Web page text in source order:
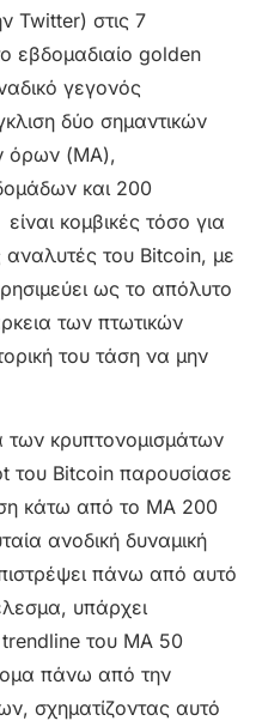
Twitter) στις 7
εβδομαδιαίο golden
γεγονός
δύο σημαντικών
όρων (ΜΑ),
και 200
κομβικές τόσο για
αναλυτές του Bitcoin, με
ως το απόλυτο
των πτωτικών
του τάση να μην
των κρυπτονομισμάτων
του Bitcoin παρουσίασε
κάτω από το ΜΑ 200
ανοδική δυναμική
πάνω από αυτό
υπάρχει
trendline του ΜΑ 50
πάνω από την
σχηματίζοντας αυτό